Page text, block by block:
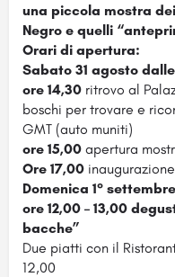
una piccola mostra
Negro e quelli
Orari di apertura:
Sabato 31 agosto
ore 14,30 ritrovo al
boschi per trovare e
GMT (auto muniti)
ore 15,00 apertura
Ore 17,00 inaugurazione
Domenica 1° settembre
ore 12,00 – 13,00
bacche”
Due piatti con il
12,00